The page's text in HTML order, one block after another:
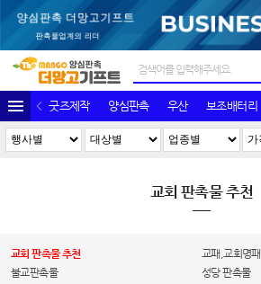
굿즈제작 양심판촉 우산 보조배터리
교회 판촉물 추천
교회 판촉물 추천
교패,교회명패
불교판촉물
성당 판촉물